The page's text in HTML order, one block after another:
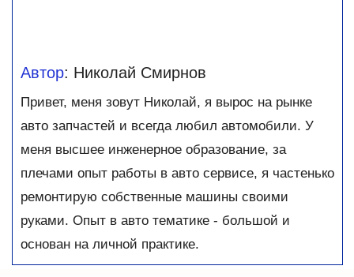
Автор: Николай Смирнов
Привет, меня зовут Николай, я вырос на рынке
авто запчастей и всегда любил автомобили. У
меня высшее инженерное образование, за
плечами опыт работы в авто сервисе, я частенько
ремонтирую собственные машины своими
руками. Опыт в авто тематике - большой и
основан на личной практике.